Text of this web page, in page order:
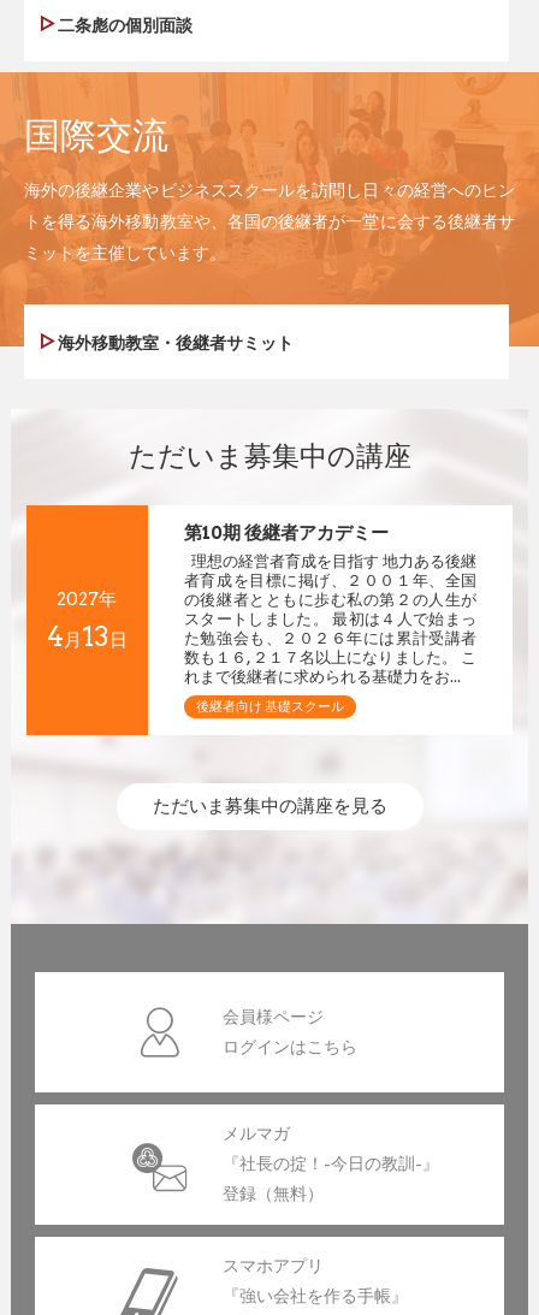
二条彪の個別面談
国際交流
海外の後継企業やビジネススクールを訪問し日々の経営へのヒン
トを得る海外移動教室や、各国の後継者が一堂に会する後継者サ
ミットを主催しています。
海外移動教室・後継者サミット
ただいま募集中の講座
2027年
4月 13日
第10期 後継者アカデミー
理想の経営者育成を目指す 地力ある後継
者育成を目標に掲げ、２００１年、全国
の後継者とともに歩む私の第２の人生が
スタートしました。 最初は４人で始まっ
た勉強会も、２０２６年には累計受講者
数も１６,２１７名以上になりました。 こ
れまで後継者に求められる基礎力をお...
後継者向け 基礎スクール
ただいま募集中の講座を見る
会員様ページ
ログインはこちら
メルマガ
『社長の掟！-今日の教訓-』
登録（無料）
スマホアプリ
『強い会社を作る手帳』